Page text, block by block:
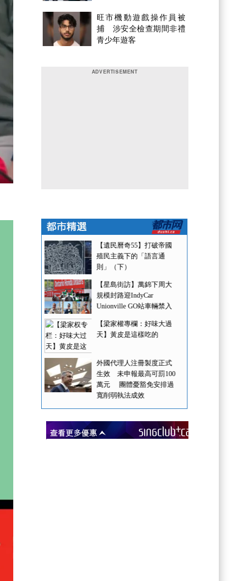
旺市機動遊戲操作員被
捕 涉安全檢查期間非禮
青少年遊客